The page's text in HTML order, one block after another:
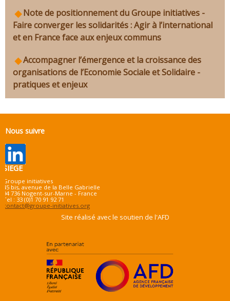
Note de positionnement du Groupe initiatives -
Faire converger les solidarités : Agir à l’international
et en France face aux enjeux communs
Accompagner l’émergence et la croissance des
organisations de l’Economie Sociale et Solidaire -
pratiques et enjeux
Nous suivre
SIEGE
Groupe initiatives
45 bis, avenue de la Belle Gabrielle
94 736 Nogent-sur-Marne - France
Tel : 33 (0)1 70 91 92 71
contact@groupe-initiatives.org
Site réalisé avec le soutien de l'AFD